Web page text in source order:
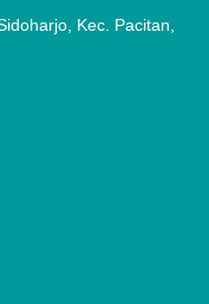
Kec. Pacitan,